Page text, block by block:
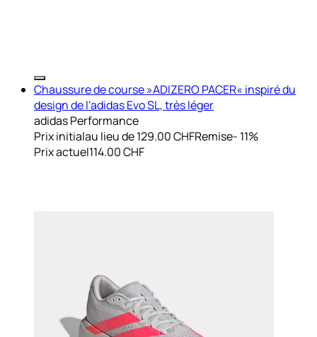
Chaussure de course »ADIZERO PACER« inspiré du
design de l'adidas Evo SL, très léger
adidas Performance
Prix initialau lieu de 129.00 CHFRemise- 11%
Prix actuel114.00 CHF